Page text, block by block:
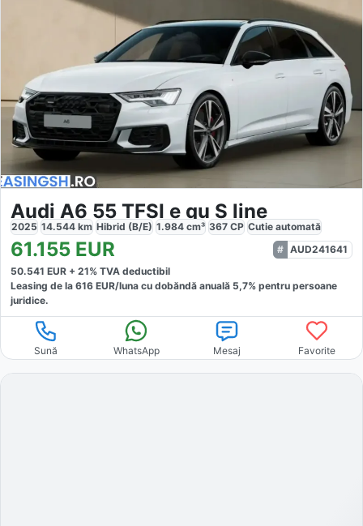
Audi A6 55 TFSI e qu S line
2025 14.544 km Hibrid (B/E) 1.984 cm³ 367 CP Cutie automată
61.155 EUR
AUD241641
50.541 EUR + 21% TVA deductibil
Leasing de la 616 EUR/luna cu dobăndă anuală 5,7% pentru persoane
juridice.
Sună WhatsApp Mesaj Favorite